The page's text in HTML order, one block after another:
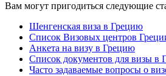
Вам могут пригодиться следующие
Шенгенская виза в Грецию
Список Визовых центров
Анкета на визу в Грецию
Список документов для визы в
Часто задаваемые вопросы о